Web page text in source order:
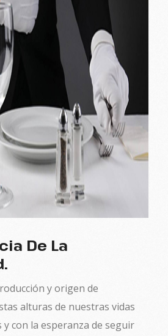
De La
y origen de
alturas de nuestras vidas
y con la esperanza de seguir